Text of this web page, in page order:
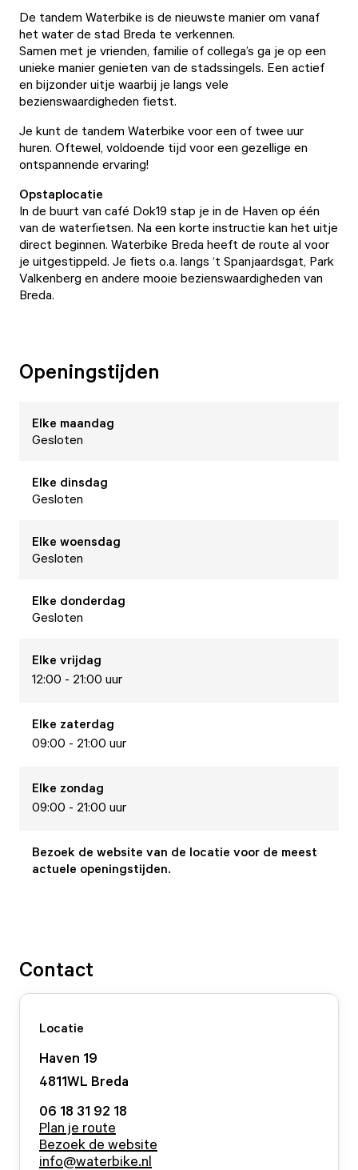
De tandem Waterbike is de nieuwste manier om vanaf
het water de stad Breda te verkennen.
Samen met je vrienden, familie of collega’s ga je op een
unieke manier genieten van de stadssingels. Een actief
en bijzonder uitje waarbij je langs vele
bezienswaardigheden fietst.
Je kunt de tandem Waterbike voor een of twee uur
huren. Oftewel, voldoende tijd voor een gezellige en
ontspannende ervaring!
Opstaplocatie
In de buurt van café Dok19 stap je in de Haven op één
van de waterfietsen. Na een korte instructie kan het uitje
direct beginnen. Waterbike Breda heeft de route al voor
je uitgestippeld. Je fiets o.a. langs ‘t Spanjaardsgat, Park
Valkenberg en andere mooie bezienswaardigheden van
Breda.
Openingstijden
Elke maandag
Gesloten
Elke dinsdag
Gesloten
Elke woensdag
Gesloten
Elke donderdag
Gesloten
Elke vrijdag
12:00 - 21:00 uur
Elke zaterdag
09:00 - 21:00 uur
Elke zondag
09:00 - 21:00 uur
Bezoek de website van de locatie voor de meest
actuele openingstijden.
Contact
Locatie
Haven 19
4811WL Breda
06 18 31 92 18
Plan je route
Bezoek de website
info@waterbike.nl